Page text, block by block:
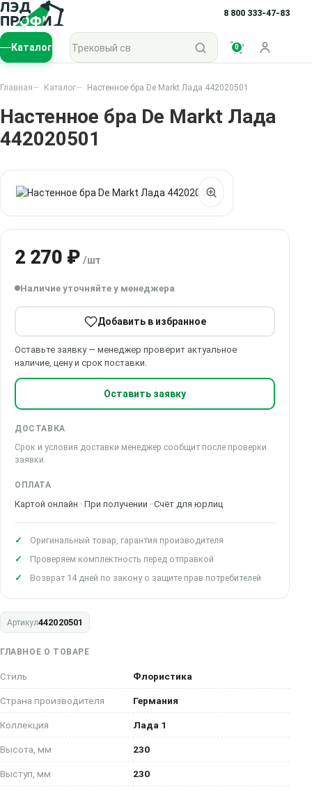
8 800 333-47-83
Каталог
Поиск по каталогу
0
Войти
Главная Каталог Настенное бра De Markt Лада 442020501
Настенное бра De Markt Лада
442020501
Артикул442020501
ГЛАВНОЕ О ТОВАРЕ
Стиль Флористика
Страна производителя Германия
Коллекция Лада 1
Высота, мм 230
Выступ, мм 230
2 270 ₽ /шт
Наличие уточняйте у менеджера
Добавить в избранное
Оставьте заявку — менеджер проверит актуальное
наличие, цену и срок поставки.
Оставить заявку
ДОСТАВКА
Срок и условия доставки менеджер сообщит после проверки
заявки.
ОПЛАТА
Картой онлайн · При получении · Счёт для юрлиц
Оригинальный товар, гарантия производителя
Проверяем комплектность перед отправкой
Возврат 14 дней по закону о защите прав потребителей